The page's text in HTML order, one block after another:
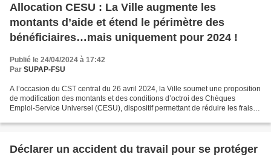
Allocation CESU : La Ville augmente les
montants d’aide et étend le périmètre des
bénéficiaires…mais uniquement pour 2024 !
Publié le 24/04/2024 à 17:42
Par SUPAP-FSU
A l’occasion du CST central du 26 avril 2024, la Ville soumet une proposition
de modification des montants et des conditions d’octroi des Chèques
Emploi-Service Universel (CESU), dispositif permettant de réduire les frais
Déclarer un accident du travail pour se protéger